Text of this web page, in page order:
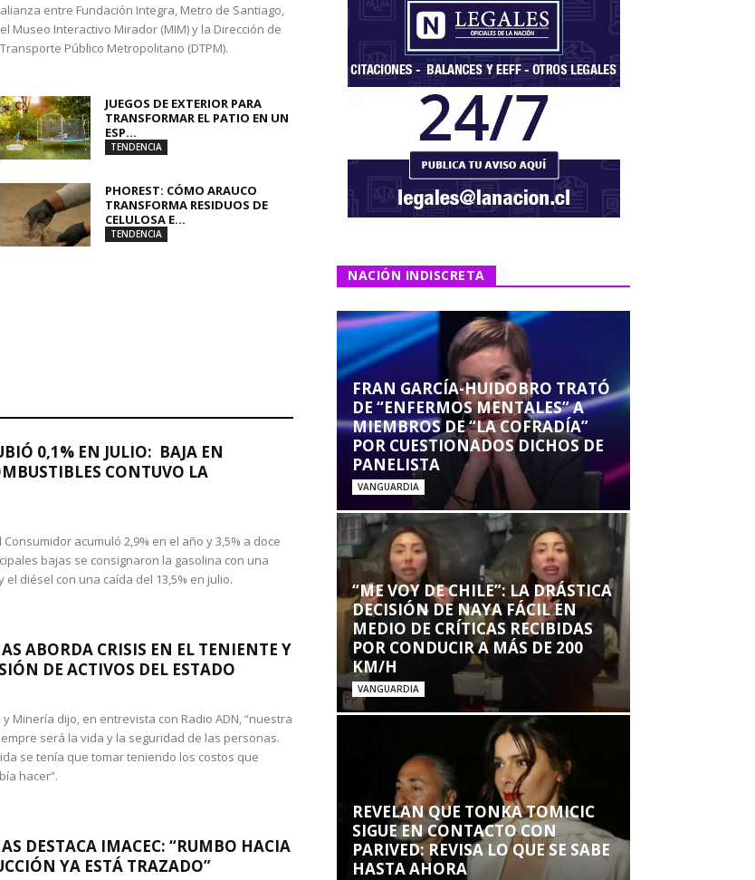
alianza entre Fundación Integra, Metro de Santiago,
el Museo Interactivo Mirador (MIM) y la Dirección de
Transporte Público Metropolitano (DTPM).
JUEGOS DE EXTERIOR PARA
TRANSFORMAR EL PATIO EN UN
ESP...
TENDENCIA
PHOREST: CÓMO ARAUCO
TRANSFORMA RESIDUOS DE
CELULOSA E...
TENDENCIA
0,1% EN JULIO: BAJA EN
CONTUVO LA
Consumidor acumuló 2,9% en el año y 3,5% a doce
bajas se consignaron la gasolina con una
el diésel con una caída del 13,5% en julio.
ABORDA CRISIS EN EL TENIENTE Y
DE ACTIVOS DEL ESTADO
y Minería dijo, en entrevista con Radio ADN, “nuestra
será la vida y la seguridad de las personas.
se tenía que tomar teniendo los costos que
hacer”.
DESTACA IMACEC: “RUMBO HACIA
YA ESTÁ TRAZADO”
NACIÓN INDISCRETA
FRAN GARCÍA-HUIDOBRO TRATÓ
DE “ENFERMOS MENTALES” A
MIEMBROS DE “LA COFRADÍA”
POR CUESTIONADOS DICHOS DE
PANELISTA
VANGUARDIA
“ME VOY DE CHILE”: LA DRÁSTICA
DECISIÓN DE NAYA FÁCIL EN
MEDIO DE CRÍTICAS RECIBIDAS
POR CONDUCIR A MÁS DE 200
KM/H
VANGUARDIA
REVELAN QUE TONKA TOMICIC
SIGUE EN CONTACTO CON
PARIVED: REVISA LO QUE SE SABE
HASTA AHORA